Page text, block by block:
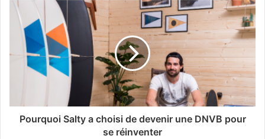
Pourquoi Salty a choisi de devenir une DNVB pour
se réinventer